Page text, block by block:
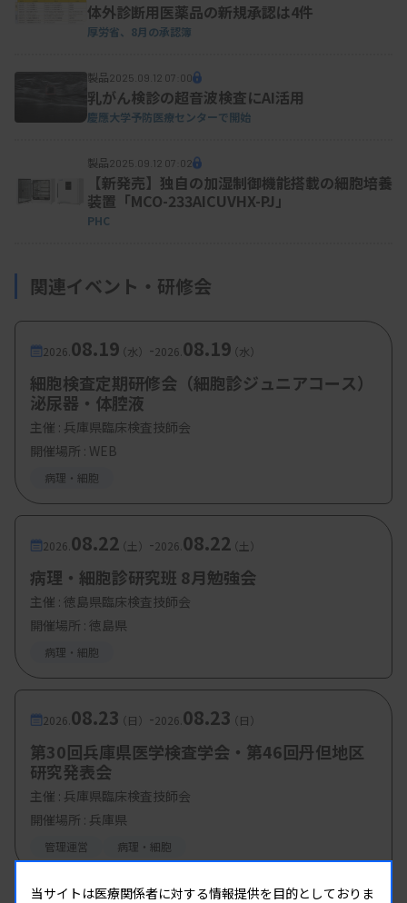
体外診断用医薬品の新規承認は4件
厚労省、8月の承認簿
製品2025.09.12 07:00
乳がん検診の超音波検査にAI活用
慶應大学予防医療センターで開始
製品2025.09.12 07:02
【新発売】独自の加湿制御機能搭載の細胞培養
装置「MCO-233AICUVHX-PJ」
PHC
関連イベント・研修会
2026. 08.19（水） -2026. 08.19（水）
細胞検査定期研修会（細胞診ジュニアコース）
泌尿器・体腔液
主催 : 兵庫県臨床検査技師会
開催場所 : WEB
病理・細胞
2026. 08.22（土） -2026. 08.22（土）
病理・細胞診研究班 8月勉強会
主催 : 徳島県臨床検査技師会
開催場所 : 徳島県
病理・細胞
2026. 08.23（日） -2026. 08.23（日）
第30回兵庫県医学検査学会・第46回丹但地区
研究発表会
主催 : 兵庫県臨床検査技師会
開催場所 : 兵庫県
管理運営 病理・細胞
当サイトは医療関係者に対する情報提供を目的としておりま